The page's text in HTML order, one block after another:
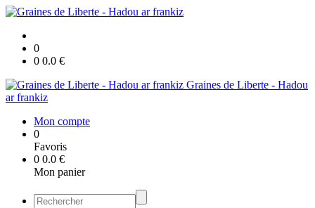
0
0 0.0 €
Graines de Liberte - Hadou
ar frankiz
Mon compte
0
Favoris
0 0.0 €
Mon panier